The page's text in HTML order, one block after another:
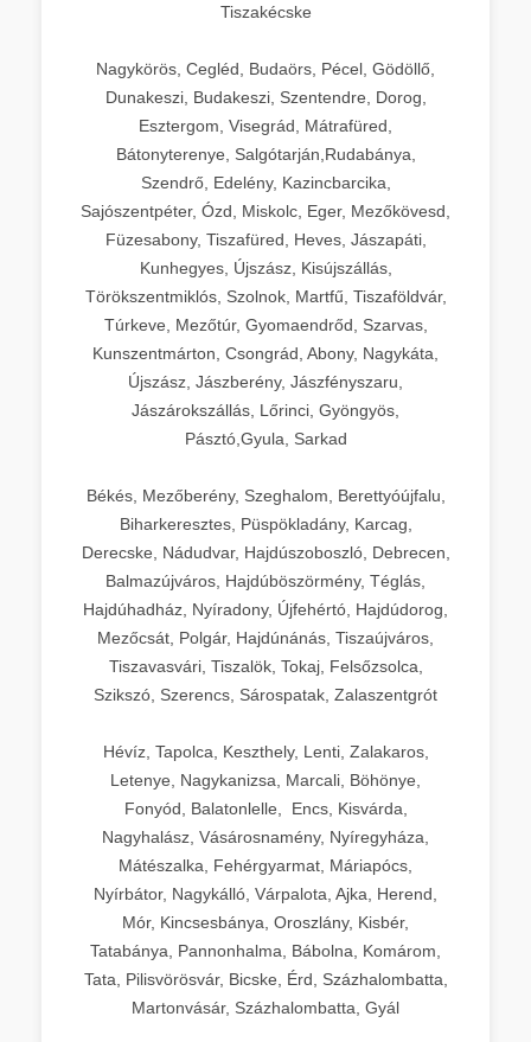
Tiszakécske
Nagykörös, Cegléd, Budaörs, Pécel, Gödöllő,
Dunakeszi, Budakeszi, Szentendre, Dorog,
Esztergom, Visegrád, Mátrafüred,
Bátonyterenye, Salgótarján,Rudabánya,
Szendrő, Edelény, Kazincbarcika,
Sajószentpéter, Ózd, Miskolc, Eger, Mezőkövesd,
Füzesabony, Tiszafüred, Heves, Jászapáti,
Kunhegyes, Újszász, Kisújszállás,
Törökszentmiklós, Szolnok, Martfű, Tiszaföldvár,
Túrkeve, Mezőtúr, Gyomaendrőd, Szarvas,
Kunszentmárton, Csongrád, Abony, Nagykáta,
Újszász, Jászberény, Jászfényszaru,
Jászárokszállás, Lőrinci, Gyöngyös,
Pásztó,Gyula, Sarkad
Békés, Mezőberény, Szeghalom, Berettyóújfalu,
Biharkeresztes, Püspökladány, Karcag,
Derecske, Nádudvar, Hajdúszoboszló, Debrecen,
Balmazújváros, Hajdúböszörmény, Téglás,
Hajdúhadház, Nyíradony, Újfehértó, Hajdúdorog,
Mezőcsát, Polgár, Hajdúnánás, Tiszaújváros,
Tiszavasvári, Tiszalök, Tokaj, Felsőzsolca,
Szikszó, Szerencs, Sárospatak, Zalaszentgrót
Hévíz, Tapolca, Keszthely, Lenti, Zalakaros,
Letenye, Nagykanizsa, Marcali, Böhönye,
Fonyód, Balatonlelle, Encs, Kisvárda,
Nagyhalász, Vásárosnamény, Nyíregyháza,
Mátészalka, Fehérgyarmat, Máriapócs,
Nyírbátor, Nagykálló, Várpalota, Ajka, Herend,
Mór, Kincsesbánya, Oroszlány, Kisbér,
Tatabánya, Pannonhalma, Bábolna, Komárom,
Tata, Pilisvörösvár, Bicske, Érd, Százhalombatta,
Martonvásár, Százhalombatta, Gyál